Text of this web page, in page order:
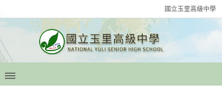
國立玉里高級中學